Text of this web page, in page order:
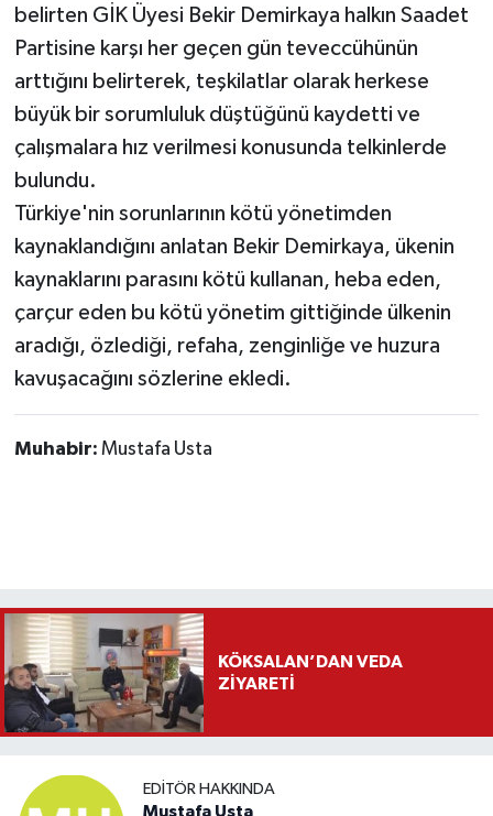
belirten GİK Üyesi Bekir Demirkaya halkın Saadet
Partisine karşı her geçen gün teveccühünün
arttığını belirterek, teşkilatlar olarak herkese
büyük bir sorumluluk düştüğünü kaydetti ve
çalışmalara hız verilmesi konusunda telkinlerde
bulundu.
Türkiye'nin sorunlarının kötü yönetimden
kaynaklandığını anlatan Bekir Demirkaya, ükenin
kaynaklarını parasını kötü kullanan, heba eden,
çarçur eden bu kötü yönetim gittiğinde ülkenin
aradığı, özlediği, refaha, zenginliğe ve huzura
kavuşacağını sözlerine ekledi.
Muhabir: Mustafa Usta
KÖKSALAN’DAN VEDA
ZİYARETİ
EDITÖR HAKKINDA
Mustafa Usta